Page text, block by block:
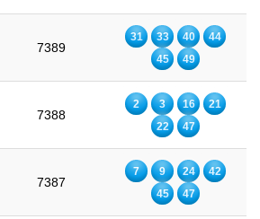
7389
31 33 40
44
45
49
7388
2 3 16
21
22
47
7387
7 9 24
42
45
47